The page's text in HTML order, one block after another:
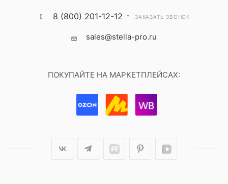
8 (800) 201-12-12 ЗАКАЗАТЬ ЗВОНОК
sales@stella-pro.ru
ПОКУПАЙТЕ НА МАРКЕТПЛЕЙСАХ: